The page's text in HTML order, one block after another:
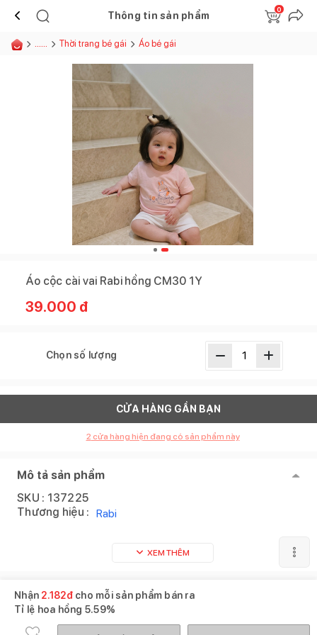
Thông tin sản phẩm
0
...... Thời trang bé gái Áo bé gái
Áo cộc cài vai Rabi hồng CM30 1Y
39.000 đ
Chọn số lượng
CỬA HÀNG GẦN BẠN
2 cửa hàng hiện đang có sản phẩm này
Mô tả sản phẩm
SKU : 137225
Thương hiệu : Rabi
XEM THÊM
Sản phẩm tương tự
Nhận 2.182đcho mỗi sản phẩm bán ra
Tỉ lệ hoa hồng 5.59%